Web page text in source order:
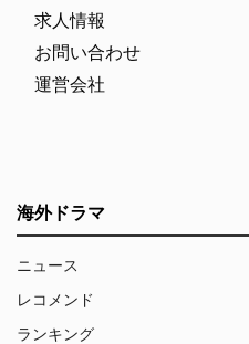
求人情報
お問い合わせ
運営会社
海外ドラマ
ニュース
レコメンド
ランキング